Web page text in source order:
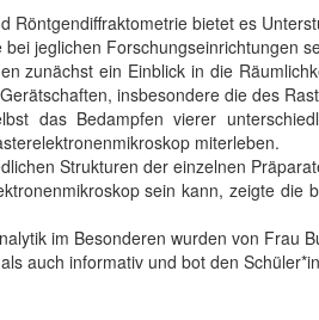
Röntgendiffraktometrie bietet es
jeglichen Forschungseinrichtungen
zunächst ein Einblick in die
insbesondere die des
das Bedampfen vierer
miterleben.
Strukturen der einzelnen
sein kann, zeigte
im Besonderen wurden von Frau
auch informativ und bot den